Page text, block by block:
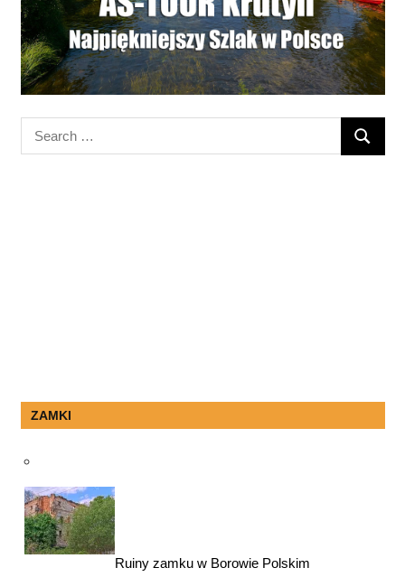
Search
for:
SEARCH
ZAMKI
Ruiny zamku w Borowie Polskim